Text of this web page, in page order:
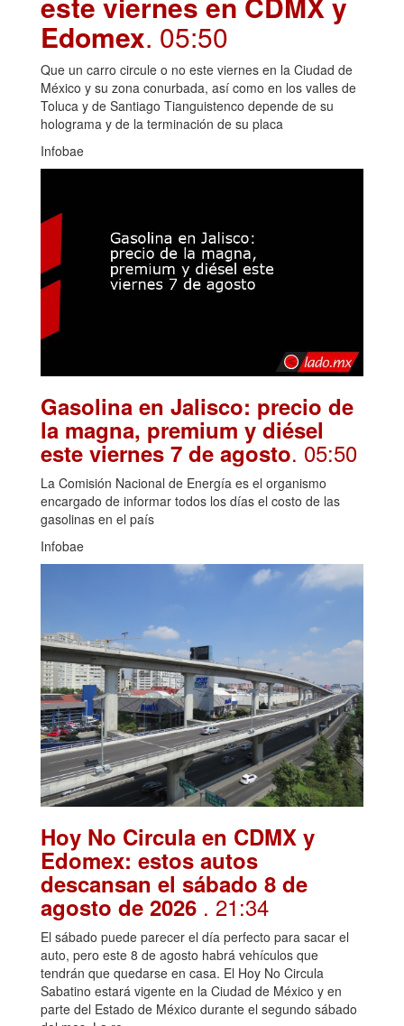
Edomex. 05:50
Que un carro circule o no este viernes en la Ciudad de
México y su zona conurbada, así como en los valles de
Toluca y de Santiago Tianguistenco depende de su
holograma y de la terminación de su placa
Infobae
Gasolina en Jalisco: precio de
la magna, premium y diésel
este viernes 7 de agosto. 05:50
La Comisión Nacional de Energía es el organismo
encargado de informar todos los días el costo de las
gasolinas en el país
Infobae
Hoy No Circula en CDMX y
Edomex: estos autos
descansan el sábado 8 de
agosto de 2026 . 21:34
El sábado puede parecer el día perfecto para sacar el
auto, pero este 8 de agosto habrá vehículos que
tendrán que quedarse en casa. El Hoy No Circula
Sabatino estará vigente en la Ciudad de México y en
parte del Estado de México durante el segundo sábado